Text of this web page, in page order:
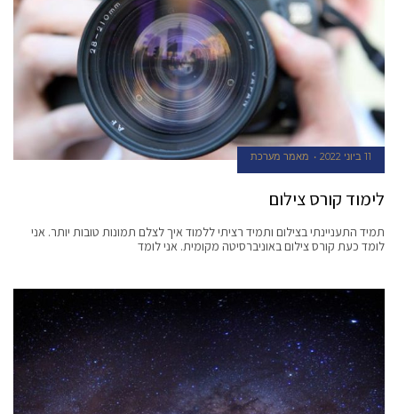
11 ביוני 2022 מאמר מערכת
לימוד קורס צילום
תמיד התעניינתי בצילום ותמיד רציתי ללמוד איך לצלם תמונות טובות יותר. אני
לומד כעת קורס צילום באוניברסיטה מקומית. אני לומד